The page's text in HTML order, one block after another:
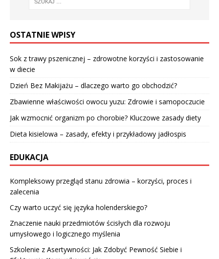
OSTATNIE WPISY
Sok z trawy pszenicznej – zdrowotne korzyści i zastosowanie
w diecie
Dzień Bez Makijażu – dlaczego warto go obchodzić?
Zbawienne właściwości owocu yuzu: Zdrowie i samopoczucie
Jak wzmocnić organizm po chorobie? Kluczowe zasady diety
Dieta kisielowa – zasady, efekty i przykładowy jadłospis
EDUKACJA
Kompleksowy przegląd stanu zdrowia – korzyści, proces i
zalecenia
Czy warto uczyć się języka holenderskiego?
Znaczenie nauki przedmiotów ścisłych dla rozwoju
umysłowego i logicznego myślenia
Szkolenie z Asertywności: Jak Zdobyć Pewność Siebie i